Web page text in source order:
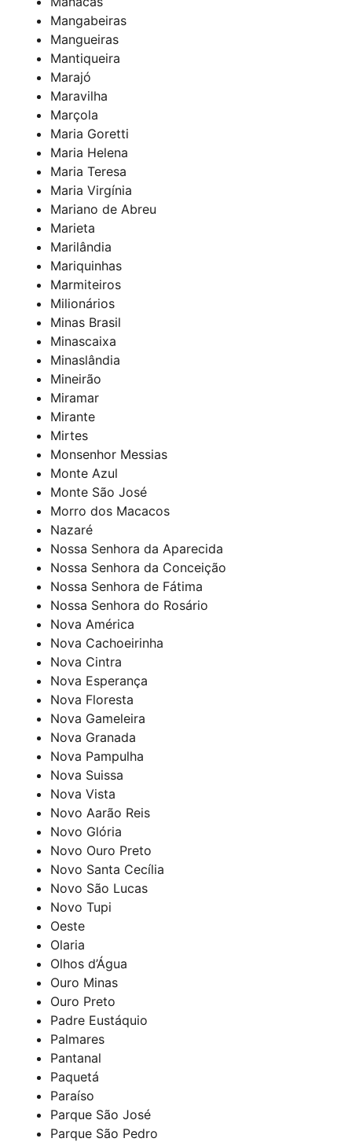
Mangabeiras
Mangueiras
Mantiqueira
Marajó
Maravilha
Marçola
Maria Goretti
Maria Helena
Maria Teresa
Maria Virgínia
Mariano de Abreu
Marieta
Marilândia
Mariquinhas
Marmiteiros
Milionários
Minas Brasil
Minascaixa
Minaslândia
Mineirão
Miramar
Mirante
Mirtes
Monsenhor Messias
Monte Azul
Monte São José
Morro dos Macacos
Nazaré
Nossa Senhora da Aparecida
Nossa Senhora da Conceição
Nossa Senhora de Fátima
Nossa Senhora do Rosário
Nova América
Nova Cachoeirinha
Nova Cintra
Nova Esperança
Nova Floresta
Nova Gameleira
Nova Granada
Nova Pampulha
Nova Suissa
Nova Vista
Novo Aarão Reis
Novo Glória
Novo Ouro Preto
Novo Santa Cecília
Novo São Lucas
Novo Tupi
Oeste
Olaria
Olhos d’Água
Ouro Minas
Ouro Preto
Padre Eustáquio
Palmares
Pantanal
Paquetá
Paraíso
Parque São José
Parque São Pedro